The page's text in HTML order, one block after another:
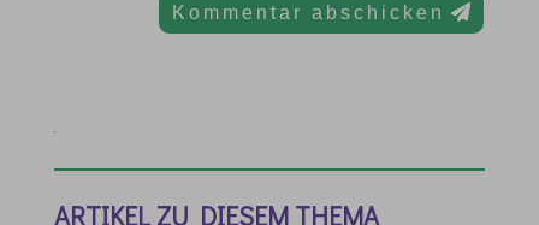
Kommentar abschicken
ARTIKEL ZU DIESEM THEMA